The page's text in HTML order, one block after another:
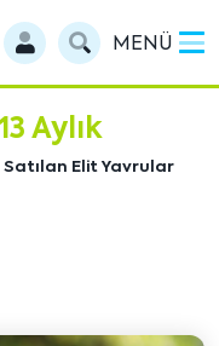
MENÜ
Aylık
Satılan Elit Yavrular